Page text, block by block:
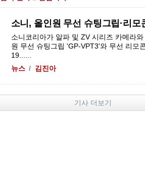
소니, 올인원 무선 슈팅그립·리
소니코리아가 알파 및 ZV 시리즈 카메라
원 무선 슈팅그립 'GP-VPT3'와 무선 리모
19......
뉴스
김진아
기사 더보기